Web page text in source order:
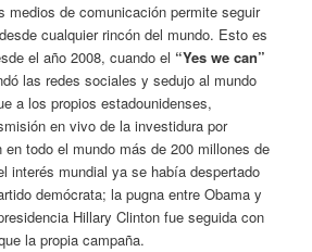
medios de comunicación permite seguir
cualquier rincón del mundo. Esto es
el año 2008, cuando el “Yes we can”
las redes sociales y sedujo al mundo
a los propios estadounidenses,
en vivo de la investidura por
en todo el mundo más de 200 millones de
interés mundial ya se había despertado
demócrata; la pugna entre Obama y
Hillary Clinton fue seguida con
la propia campaña.